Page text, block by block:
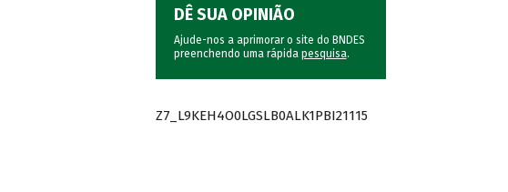
DÊ SUA OPINIÃO
Ajude-nos a aprimorar o site do BNDES
preenchendo uma rápida pesquisa.
Z7_L9KEH4O0LGSLB0ALK1PBI21115